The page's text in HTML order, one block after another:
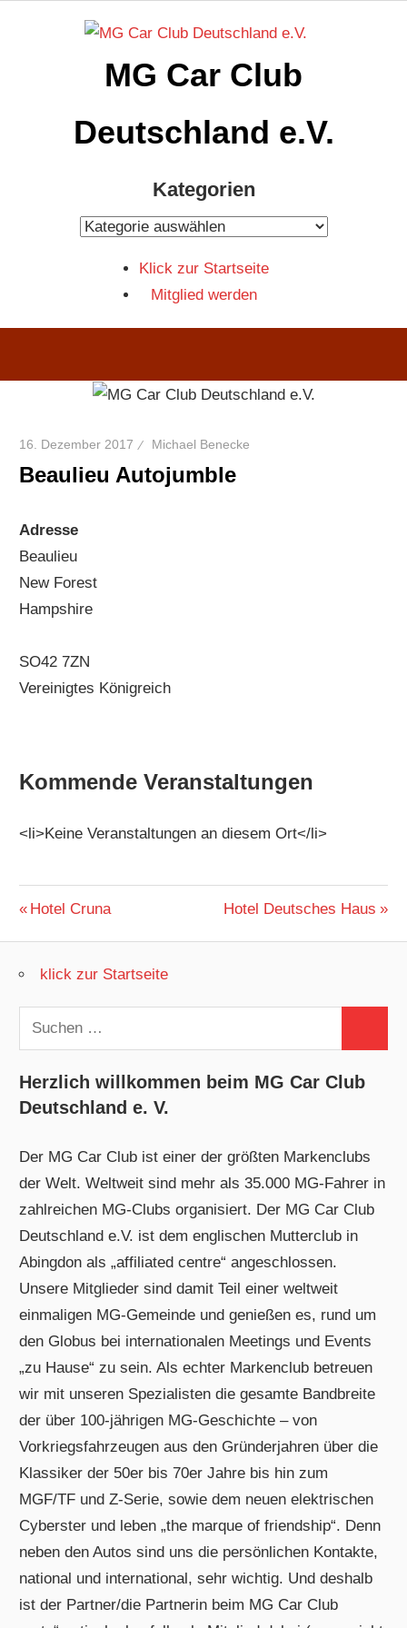
MG Car Club
Deutschland e.V.
Kategorien
Kategorien
Klick zur Startseite
Mitglied werden
16. Dezember 2017 Michael Benecke
Beaulieu Autojumble
Adresse
Beaulieu
New Forest
Hampshire
SO42 7ZN
Vereinigtes Königreich
Kommende Veranstaltungen
<li>Keine Veranstaltungen an diesem Ort</li>
Beitragsnavigation
Vorheriger
Hotel Cruna
Nächster
Hotel Deutsches Haus
klick zur Startseite
Suchen
nach:
Herzlich willkommen beim MG Car Club
Deutschland e. V.
Der MG Car Club ist einer der größten Markenclubs
der Welt. Weltweit sind mehr als 35.000 MG-Fahrer in
zahlreichen MG-Clubs organisiert. Der MG Car Club
Deutschland e.V. ist dem englischen Mutterclub in
Abingdon als „affiliated centre“ angeschlossen.
Unsere Mitglieder sind damit Teil einer weltweit
einmaligen MG-Gemeinde und genießen es, rund um
den Globus bei internationalen Meetings und Events
„zu Hause“ zu sein. Als echter Markenclub betreuen
wir mit unseren Spezialisten die gesamte Bandbreite
der über 100-jährigen MG-Geschichte – von
Vorkriegsfahrzeugen aus den Gründerjahren über die
Klassiker der 50er bis 70er Jahre bis hin zum
MGF/TF und Z-Serie, sowie dem neuen elektrischen
Cyberster und leben „the marque of friendship“. Denn
neben den Autos sind uns die persönlichen Kontakte,
national und international, sehr wichtig. Und deshalb
ist der Partner/die Partnerin beim MG Car Club